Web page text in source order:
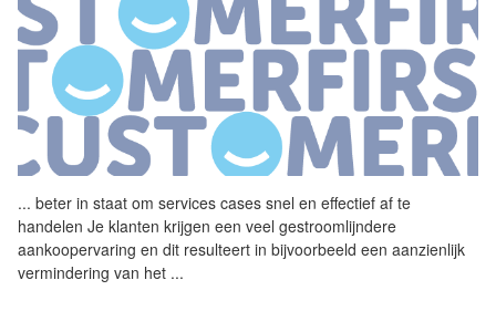
... beter in staat om services cases snel en effectief af te
handelen Je klanten krijgen een veel gestroomlijndere
aankoopervaring en dit resulteert in bijvoorbeeld een aanzienlijk
vermindering van het ...